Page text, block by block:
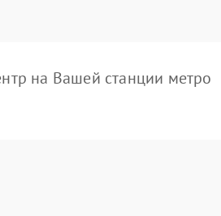
на Вашей станции метро